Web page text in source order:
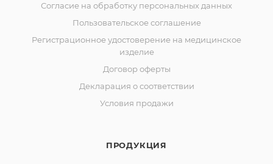
Согласие на обработку персональных данных
Пользовательское соглашение
Регистрационное удостоверение на медицинское
изделие
Договор оферты
Декларация о соответствии
Условия продажи
ПРОДУКЦИЯ